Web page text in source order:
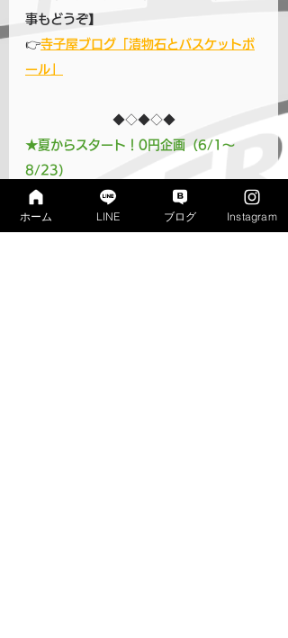
事もどうぞ】
👉寺子屋ブログ「漬物石とバスケットボ
ール」
◆◇◆◇◆
★夏からスタート！0円企画（6/1～
8/23）
ホーム LINE ブログ Instagram